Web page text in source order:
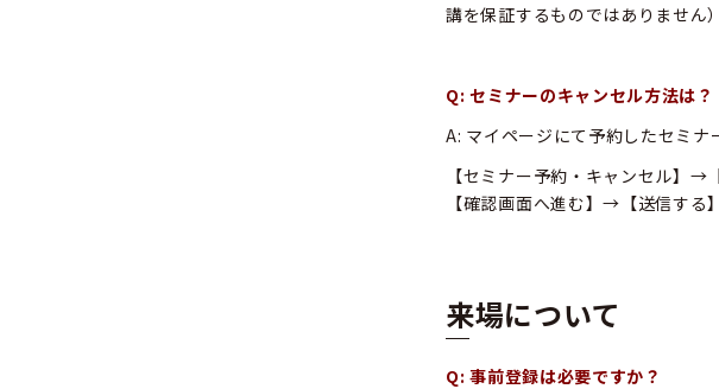
講を保証するものではありません）
Q: セミナーのキャンセル方法は？
A: マイページにて予約したセミナ
【セミナー予約・キャンセル】→
【確認画面へ進む】→【送信する
来場について
Q: 事前登録は必要ですか？